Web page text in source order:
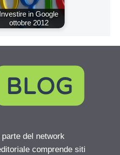
Investire in Google
ottobre 2012
del network
comprende siti